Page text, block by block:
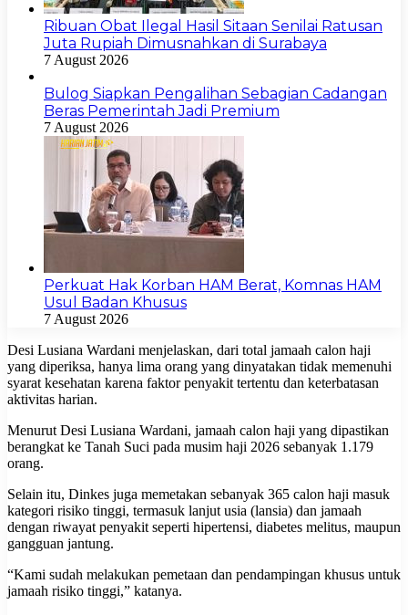
Ribuan Obat Ilegal Hasil Sitaan Senilai Ratusan
Juta Rupiah Dimusnahkan di Surabaya
7 August 2026
Bulog Siapkan Pengalihan Sebagian Cadangan
Beras Pemerintah Jadi Premium
7 August 2026
Perkuat Hak Korban HAM Berat, Komnas HAM
Usul Badan Khusus
7 August 2026
Desi Lusiana Wardani menjelaskan, dari total jamaah calon haji
yang diperiksa, hanya lima orang yang dinyatakan tidak memenuhi
syarat kesehatan karena faktor penyakit tertentu dan keterbatasan
aktivitas harian.
Menurut Desi Lusiana Wardani, jamaah calon haji yang dipastikan
berangkat ke Tanah Suci pada musim haji 2026 sebanyak 1.179
orang.
Selain itu, Dinkes juga memetakan sebanyak 365 calon haji masuk
kategori risiko tinggi, termasuk lanjut usia (lansia) dan jamaah
dengan riwayat penyakit seperti hipertensi, diabetes melitus, maupun
gangguan jantung.
“Kami sudah melakukan pemetaan dan pendampingan khusus untuk
jamaah risiko tinggi,” katanya.